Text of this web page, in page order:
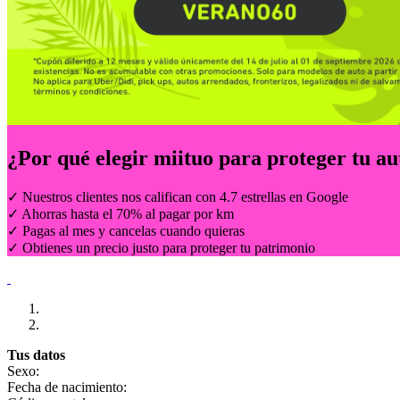
¿Por qué elegir miituo para proteger tu
✓ Nuestros clientes nos califican con 4.7 estrellas en Google
✓ Ahorras hasta el 70% al pagar por km
✓ Pagas al mes y cancelas cuando quieras
✓ Obtienes un precio justo para proteger tu patrimonio
Tus datos
Sexo:
Fecha de nacimiento: